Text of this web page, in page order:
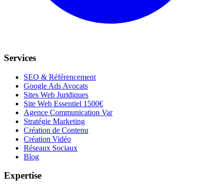
Services
SEO & Référencement
Google Ads Avocats
Sites Web Juridiques
Site Web Essentiel 1500€
Agence Communication Var
Stratégie Marketing
Création de Contenu
Création Vidéo
Réseaux Sociaux
Blog
Expertise